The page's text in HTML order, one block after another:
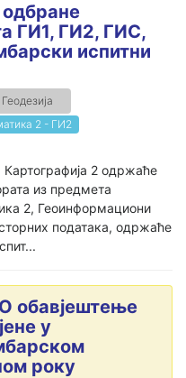
ГИ1, ГИ2, ГИС,
испитни
Геодезија
2 - ГИ2
2 одржаће
из предмета
2, Геоинформациони
података, одржаће
обавјештење
у
року